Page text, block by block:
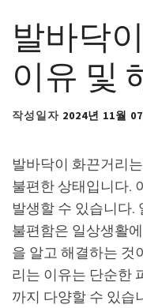
발바닥
이유 및
작성일자 2024년 11월
발바닥이 화끈거리
불편한 상태입니다.
발생할 수 있습니다.
불편함은 일상생활
을 알고 해결하는 것
리는 이유는 단순한
까지 다양할 수 있습